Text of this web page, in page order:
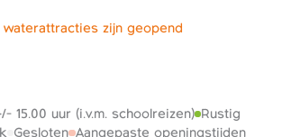
waterattracties zijn geopend
Aangepaste openingstijden
15.00 uur (i.v.m. schoolreizen)
Gesloten
Rustig